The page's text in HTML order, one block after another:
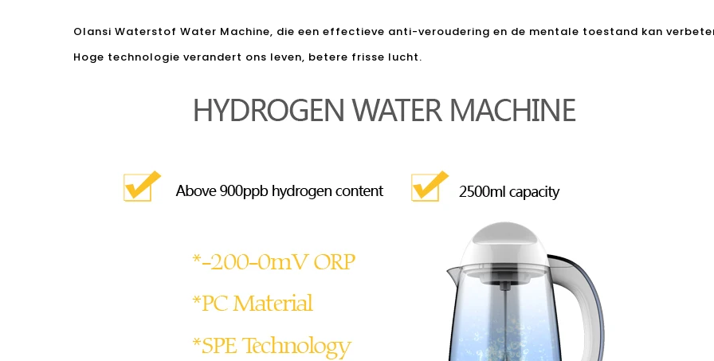
Olansi Waterstof Water Machine, die een effectieve anti-veroudering en de mentale toestand kan
Hoge technologie verandert ons leven, betere frisse lucht.